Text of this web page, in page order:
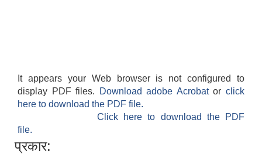
It appears your Web browser is not configured to
display PDF files.
Download adobe Acrobatorclick
here to download the PDF file.
Click here to download the PDF
file.
प्रकार: